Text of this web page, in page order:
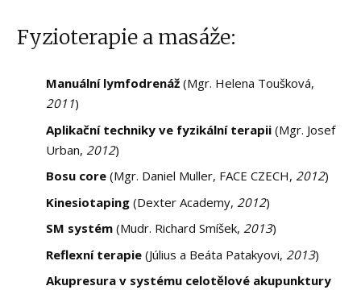
Fyzioterapie a masáže:
Manuální lymfodrenáž (Mgr. Helena Toušková,
2011)
Aplikační techniky ve fyzikální terapii (Mgr. Josef
Urban, 2012)
Bosu core (Mgr. Daniel Muller, FACE CZECH,2012)
Kinesiotaping (Dexter Academy, 2012)
SM systém (Mudr. Richard Smíšek,2013)
Reflexní terapie (Július a Beáta Patakyovi, 2013)
Akupresura v systému celotělové akupunktury